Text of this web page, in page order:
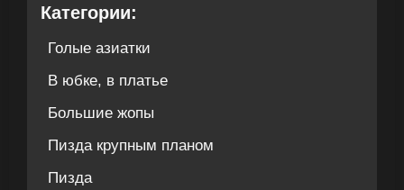
Категории:
Голые азиатки
В юбке, в платье
Большие жопы
Пизда крупным планом
Пизда